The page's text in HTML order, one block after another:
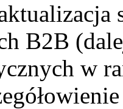
B2B
w